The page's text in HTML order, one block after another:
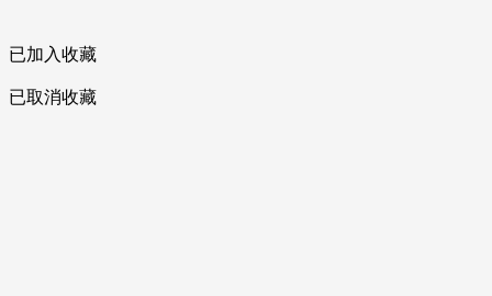
已加入收藏
已取消收藏